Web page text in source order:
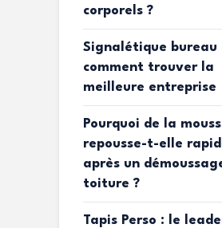
corporels ?
Signalétique bureau
comment trouver la
meilleure entreprise
Pourquoi de la
repousse-t-elle
après un
toiture ?
Tapis Perso : le